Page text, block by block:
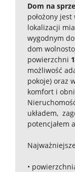
Dom na
położony
lokalizacji
wygodnym
dom
powierzchni
możliwość
pokoje) oraz
komfort i
układem,
potencjałem
•⁠